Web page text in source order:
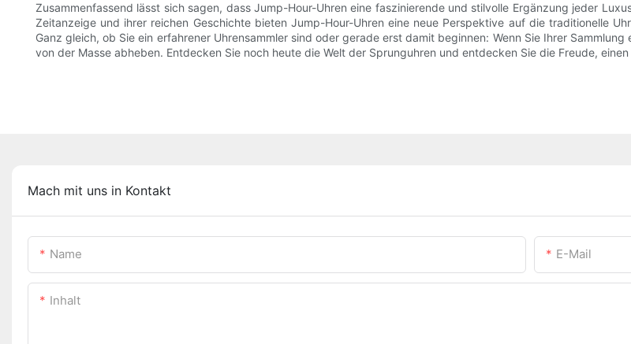
Zusammenfassend lässt sich sagen, dass Jump-Hour-Uhren eine faszinierende und stilvolle Ergänzung jeder
Zeitanzeige und ihrer reichen Geschichte bieten Jump-Hour-Uhren eine neue Perspektive auf die traditionelle
Ganz gleich, ob Sie ein erfahrener Uhrensammler sind oder gerade erst damit beginnen: Wenn Sie Ihrer
von der Masse abheben. Entdecken Sie noch heute die Welt der Sprunguhren und entdecken Sie die Freude,
Mach mit uns in Kontakt
Name E-Mail
Inhalt